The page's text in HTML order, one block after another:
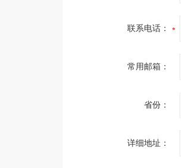
联系电话：
常用邮箱：
省份：
详细地址：